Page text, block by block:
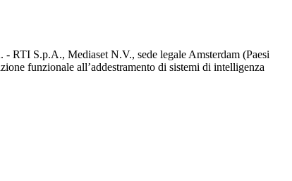
S.p.A., Mediaset N.V., sede legale Amsterdam (Paesi
funzionale all’addestramento di sistemi di intelligenza